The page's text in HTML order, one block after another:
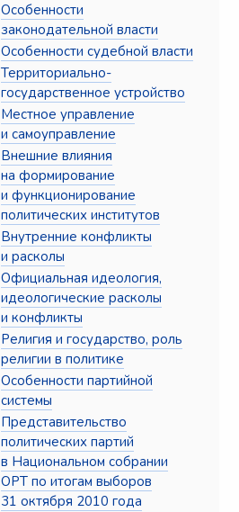
Особенности
законодательной власти
Особенности судебной власти
Территориально-
государственное устройство
Местное управление
и самоуправление
Внешние влияния
на формирование
и функционирование
политических институтов
Внутренние конфликты
и расколы
Официальная идеология,
идеологические расколы
и конфликты
Религия и государство, роль
религии в политике
Особенности партийной
системы
Представительство
политических партий
в Национальном собрании
ОРТ по итогам выборов
31 октября 2010 года